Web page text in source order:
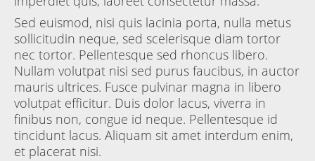
Sed euismod, nisi quis lacinia porta, nulla metus
sollicitudin neque, sed scelerisque diam tortor
nec tortor. Pellentesque sed rhoncus libero.
Nullam volutpat nisi sed purus faucibus, in auctor
mauris ultrices. Fusce pulvinar magna in libero
volutpat efficitur. Duis dolor lacus, viverra in
finibus non, congue id neque. Pellentesque id
tincidunt lacus. Aliquam sit amet interdum enim,
et placerat nisi.